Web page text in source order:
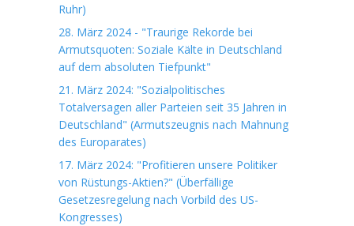
Ruhr)
28. März 2024 - "Traurige Rekorde bei
Armutsquoten: Soziale Kälte in Deutschland
auf dem absoluten Tiefpunkt"
21. März 2024: "Sozialpolitisches
Totalversagen aller Parteien seit 35 Jahren in
Deutschland" (Armutszeugnis nach Mahnung
des Europarates)
17. März 2024: "Profitieren unsere Politiker
von Rüstungs-Aktien?" (Überfällige
Gesetzesregelung nach Vorbild des US-
Kongresses)